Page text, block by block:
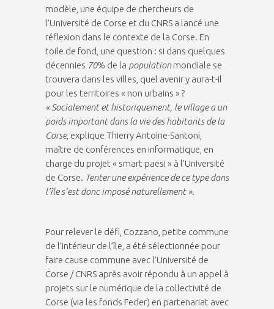
modèle, une équipe de chercheurs de
l’Université de Corse et du CNRS a lancé une
réflexion dans le contexte de la Corse. En
toile de fond, une question : si dans quelques
décennies 70% de la populationmondiale se
trouvera dans les villes, quel avenir y aura-t-il
pour les territoires « non urbains » ?
« Socialement et historiquement, le village a un
poids important dans la vie des habitants de la
Corse, explique Thierry Antoine-Santoni,
maître de conférences en informatique, en
charge du projet « smart paesi » à l’Université
de Corse. Tenter une expérience de ce type dans
l’île s’est donc imposé naturellement ».
Pour relever le défi, Cozzano, petite commune
de l’intérieur de l’île, a été sélectionnée pour
faire cause commune avec l’Université de
Corse / CNRS après avoir répondu à un appel à
projets sur le numérique de la collectivité de
Corse (via les fonds Feder) en partenariat avec